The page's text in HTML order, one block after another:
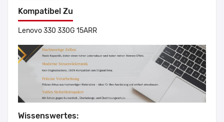
Kompatibel Zu
Lenovo 330 330G 15ARR
Wissenswertes: